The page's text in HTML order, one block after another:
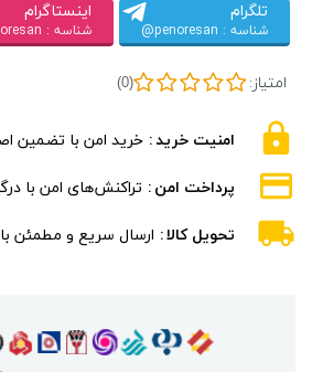
تلگرام
شناسه : penoresan@
اینستاگرام
شناسه : penoresan@
امتیاز: (0)
امنیت خرید خرید امن با تضمین
پرداخت امن تراکنش‌های امن با
تحویل کالا ارسال سریع و مطمئن